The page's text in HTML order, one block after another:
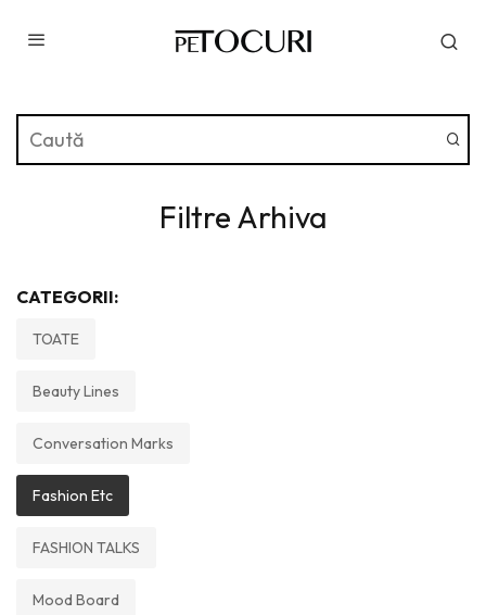
Filtre Arhiva
CATEGORII:
TOATE
Beauty Lines
Conversation Marks
Fashion Etc
FASHION TALKS
Mood Board